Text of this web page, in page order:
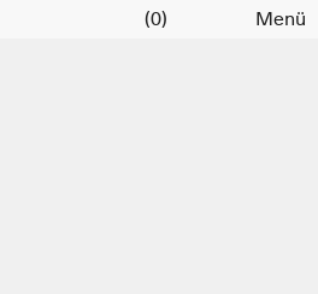
(0) Menü